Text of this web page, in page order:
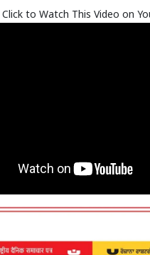
Click to Watch This Video on